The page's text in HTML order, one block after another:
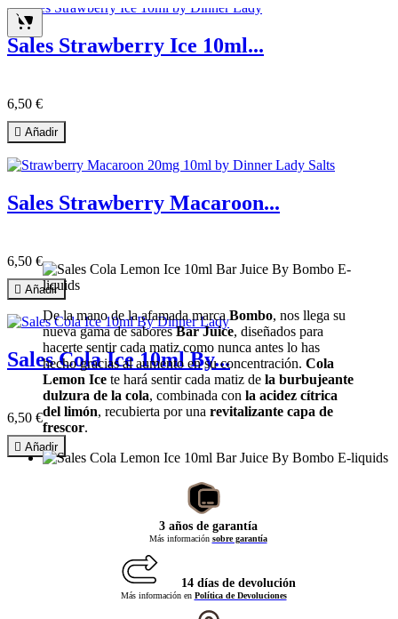
Sales Strawberry Ice 10ml...
6,50 €
 Añadir
Sales Strawberry Macaroon...
6,50 €
 Añadir
Sales Cola Ice 10ml By...
6,50 €
 Añadir
De la mano de la afamada marca Bombo, nos llega su
nueva gama de saboresBar Juice, diseñados para
hacerte sentir cada matiz como nunca antes lo has
hecho gracias al aumento en su concentración. Cola
Lemon Ice te hará sentir cada matiz de la burbujeante
dulzura de la cola, combinada con la acidez cítrica
del limón, recubierta por una revitalizante capa de
frescor.
3 años de garantía
Más información sobre garantía
14 días de devolución
Más información en Política de Devoluciones